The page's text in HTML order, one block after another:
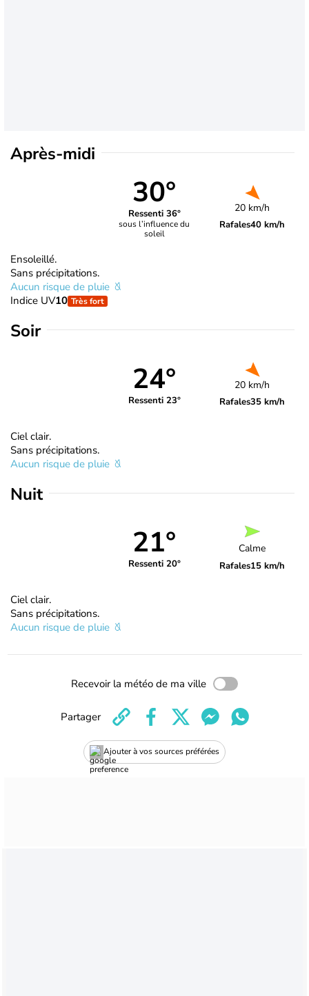
Après-midi
30°
Ressenti 36°
sous l’influence du
soleil
20 km/h
Rafales40 km/h
Ensoleillé.
Sans précipitations.
Aucun risque de pluie
Indice UV10 Très fort
Soir
24°
Ressenti 23°
20 km/h
Rafales35 km/h
Ciel clair.
Sans précipitations.
Aucun risque de pluie
Nuit
21°
Ressenti 20°
Calme
Rafales15 km/h
Ciel clair.
Sans précipitations.
Aucun risque de pluie
Recevoir la météo de ma ville
Ajouter à vos sources préférées
Partager